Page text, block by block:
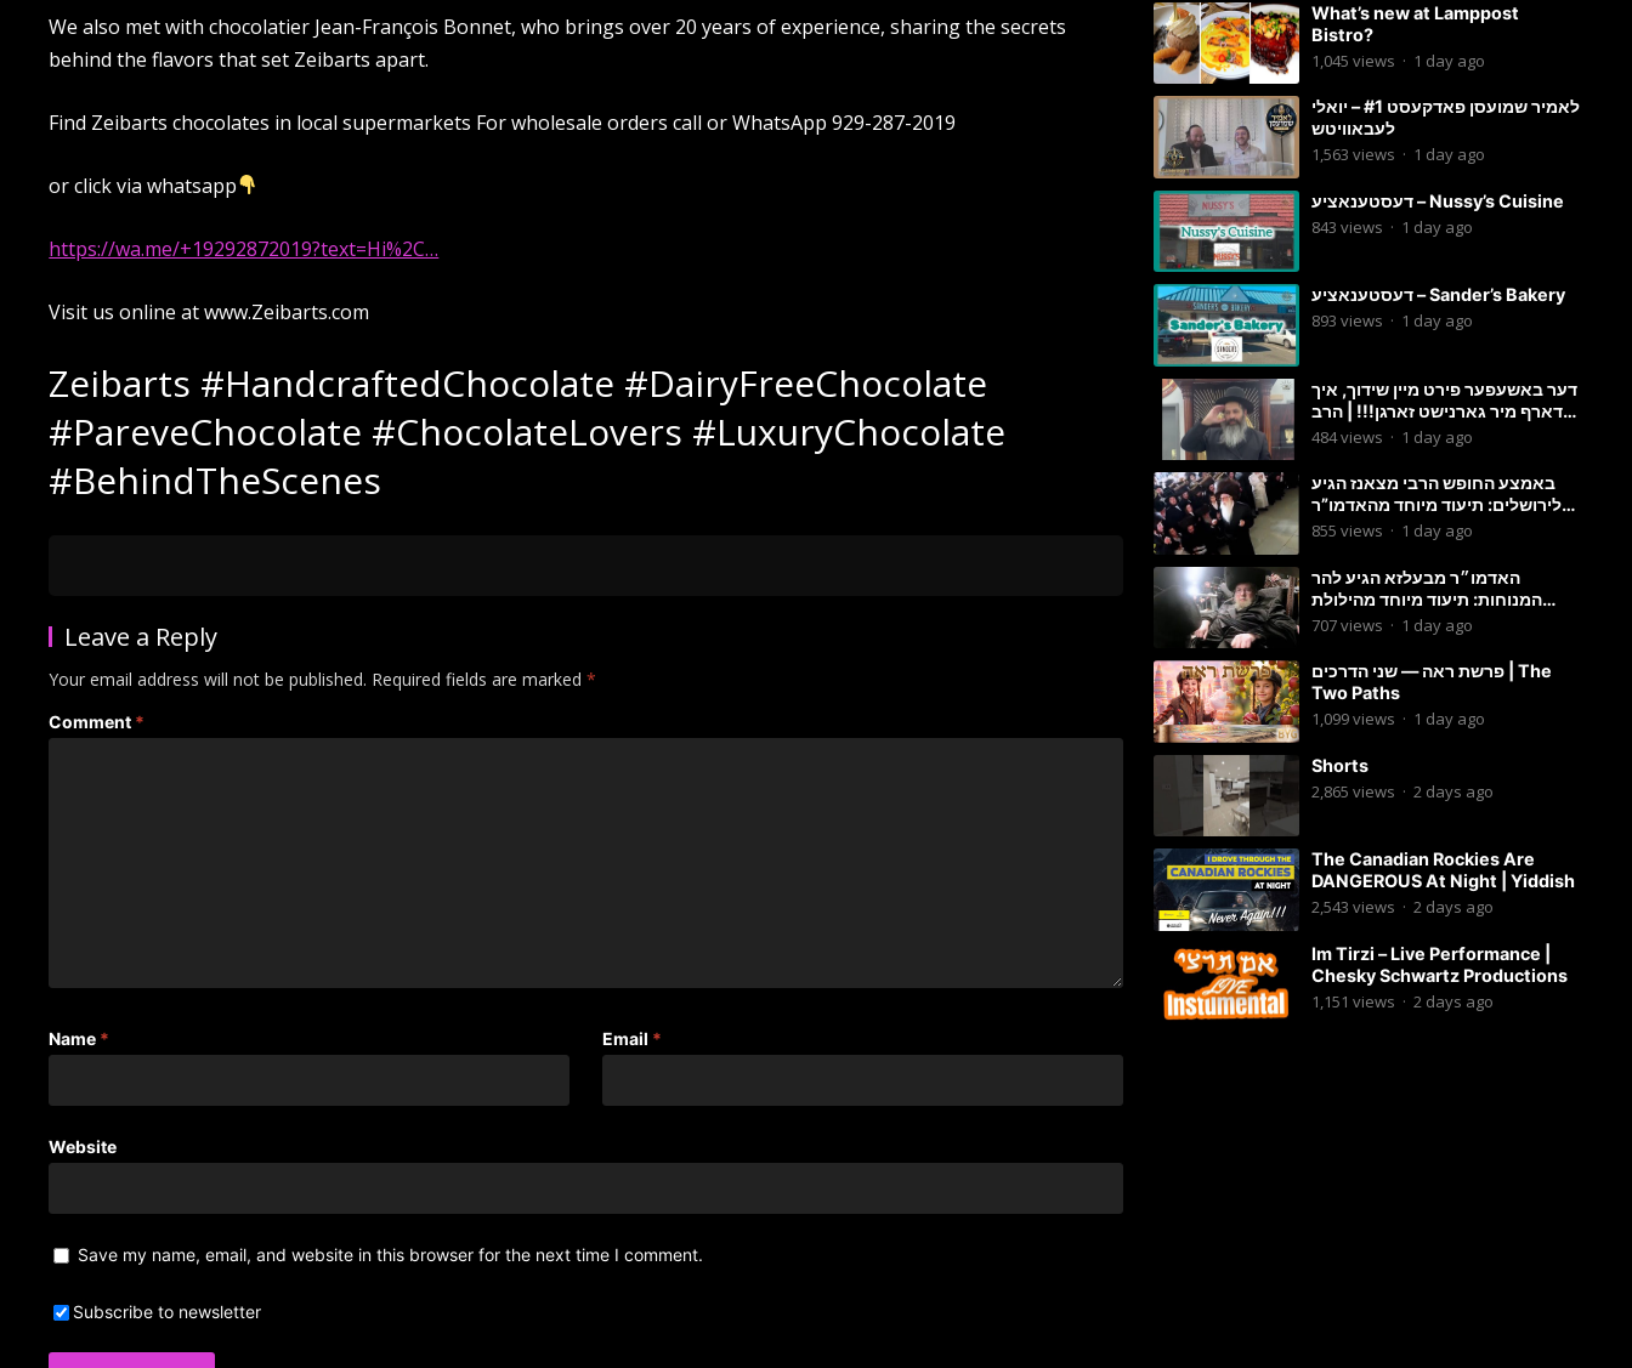
We also met with chocolatier Jean-François Bonnet, who brings over 20 years of experience, sharing the secrets
behind the flavors that set Zeibarts apart.
Find Zeibarts chocolates in local supermarkets For wholesale orders call or WhatsApp 929-287-2019
or click via whatsapp
https://wa.me/+19292872019?text=Hi%2C…
Visit us online at www.Zeibarts.com
Zeibarts #HandcraftedChocolate #DairyFreeChocolate
#PareveChocolate #ChocolateLovers #LuxuryChocolate
#BehindTheScenes
Leave a Reply
Your email address will not be published. Required fields are marked*
Comment *
Name * Email *
Website
Save my name, email, and website in this browser for the next time I comment.
Subscribe to newsletter
What’s new at Lamppost
Bistro?
1,045 views · 1 day ago
לאמיר שמועסן פאדקעסט #1 – יואלי
לעבאוויטש
1,563 views · 1 day ago
דעסטענאציע – Nussy’s Cuisine
843 views · 1 day ago
דעסטענאציע – Sander’s Bakery
893 views · 1 day ago
דער באשעפער פירט מיין שידוך, איך
דארף מיר גארנישט זארגן!!! | הרב
מענדל ווייס
484views · 1 day ago
באמצע החופש הרבי מצאנז הגיע
לירושלים: תיעוד מיוחד מהאדמו”ר
בריקוד המצווה טאנץ בשמחת בית
855 views · 1 day ago
האדמו״ר מבעלזא הגיע להר
המנוחות: תיעוד מיוחד מהילולת
הרה״ק רבי אהרון מבעלזא זי״ע
707views · 1 day ago
פרשת ראה — שני הדרכים | The
Two Paths
1,099views · 1 day ago
Shorts
2,865 views · 2 days ago
The Canadian Rockies Are
DANGEROUS At Night | Yiddish
2,543 views · 2 days ago
Im Tirzi – Live Performance |
Chesky Schwartz Productions
1,151 views · 2 days ago